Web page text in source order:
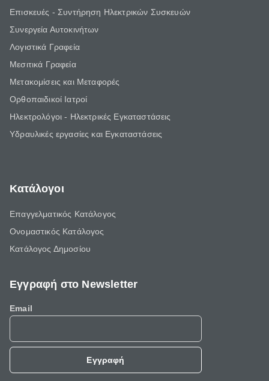
Επισκευές - Συντήρηση Ηλεκτρικών Συσκευών
Συνεργεία Αυτοκινήτων
Λογιστικά Γραφεία
Μεσιτικά Γραφεία
Μετακομίσεις και Μεταφορές
Ορθοπαιδικοί Ιατροί
Ηλεκτρολόγοι - Ηλεκτρικές Εγκαταστάσεις
Υδραυλικές εργασίες και Εγκαταστάσεις
Κατάλογοι
Επαγγελματικός Κατάλογος
Ονομαστικός Κατάλογος
Κατάλογος Δημοσίου
Εγγραφή στο Newsletter
Email
Εγγραφή